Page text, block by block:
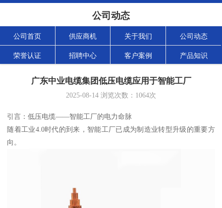
公司动态
公司首页 供应商机 关于我们 公司动态
荣誉认证 招聘中心 客户案例 产品知识
广东中业电缆集团低压电缆应用于智能工厂
2025-08-14 浏览次数： 1064次
引言：低压电缆——智能工厂的电力命脉
随着工业4.0时代的到来，智能工厂已成为制造业转型升级的重要方
向。